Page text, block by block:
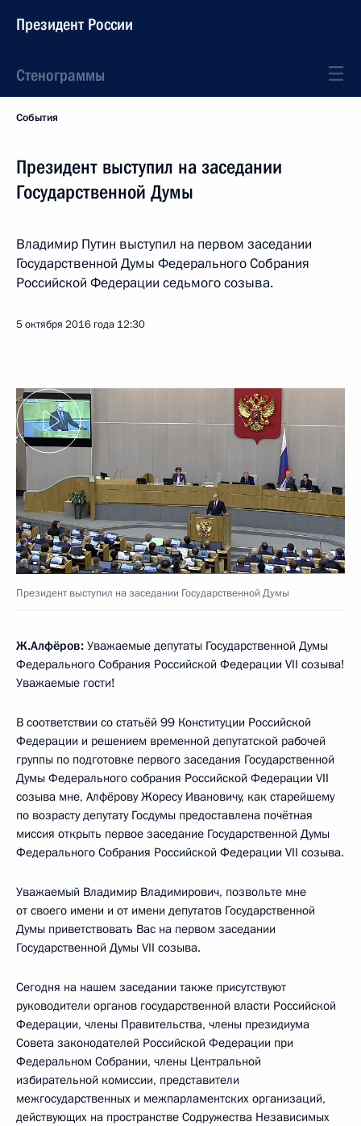
Президент России
Стенограммы
События
Президент выступил на заседании
Государственной Думы
Владимир Путин выступил на первом заседании
Государственной Думы Федерального Собрания
Российской Федерации седьмого созыва.
5 октября 2016 года 12:30
Президент выступил на заседании Государственной Думы
Ж.Алфёров: Уважаемые депутаты Государственной Думы
Федерального Собрания Российской Федерации VII созыва!
Уважаемые гости!
В соответствии со статьёй 99 Конституции Российской
Федерации и решением временной депутатской рабочей
группы по подготовке первого заседания Государственной
Думы Федерального собрания Российской Федерации VII
созыва мне, Алфёрову Жоресу Ивановичу, как старейшему
по возрасту депутату Госдумы предоставлена почётная
миссия открыть первое заседание Государственной Думы
Федерального Собрания Российской Федерации VII созыва.
Уважаемый Владимир Владимирович, позвольте мне
от своего имени и от имени депутатов Государственной
Думы приветствовать Вас на первом заседании
Государственной Думы VII созыва.
Сегодня на нашем заседании также присутствуют
руководители органов государственной власти Российской
Федерации, члены Правительства, члены президиума
Совета законодателей Российской Федерации при
Федеральном Собрании, члены Центральной
избирательной комиссии, представители
межгосударственных и межпарламентских организаций,
действующих на пространстве Содружества Независимых